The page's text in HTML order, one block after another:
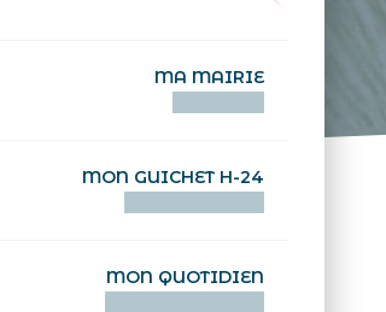
MA MAIRIE
MON GUICHET H-24
MON QUOTIDIEN